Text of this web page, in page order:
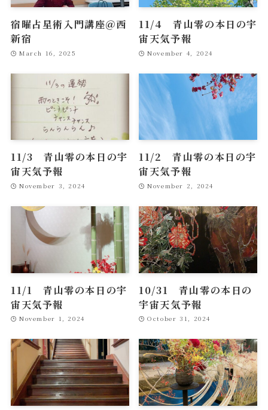
宿曜占星術入門講座＠西
新宿
March 16, 2025
11/4 青山零の本日の宇
宙天気予報
November 4, 2024
11/3 青山零の本日の宇
宙天気予報
November 3, 2024
11/2 青山零の本日の宇
宙天気予報
November 2, 2024
11/1 青山零の本日の宇
宙天気予報
November 1, 2024
10/31 青山零の本日の
宇宙天気予報
October 31, 2024